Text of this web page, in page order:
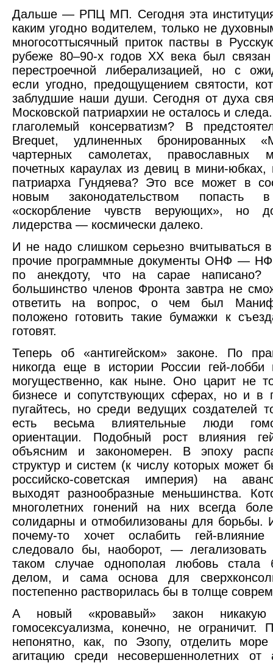
Дальше — РПЦ МП. Сегодня эта
каким угодно водителем, только не
многосоттысячный приток паствы в
рубеже 80–90-х годов XX века был
перестроечной либерализацией, но с
если угодно, предощущением святости,
заблудшие наши души. Сегодня от духа
Московской патриархии не осталось и
глаголемый консерватизм? В
Brequet, удлиненных бронированных
чартерных самолетах, православных
почетных караулах из девиц в мини-юбках,
патриарха Гундяева? Это все может в
новым законодательством попасть
«оскорбление чувств верующих», но
лидерства — космически далеко.
И не надо слишком серьезно вчитываться
прочие программные документы ОНФ —
по анекдоту, что на сарае написано?
большинство членов Фронта завтра не
ответить на вопрос, о чем был
положено готовить такие бумажки к
готовят.
Теперь об «антигейском» законе. По
никогда еще в истории России гей-
могущественно, как ныне. Оно царит не
бизнесе и сопутствующих сферах, но и в
пугайтесь, но среди ведущих создателей
есть весьма влиятельные люди
ориентации. Подобный рост влияния
объясним и закономерен. В эпоху
структур и систем (к числу которых может
российско-советская империя) на
выходят разнообразные меньшинства.
многолетних гонений на них всегда
солидарны и отмобилизованы для борьбы.
почему-то хочет ослабить гей-
следовало бы, наоборот, — легализовать
таком случае однополая любовь
делом, и сама основа для
постепенно растворилась бы в толще
А новый «кровавый» закон никакую
гомосексуализма, конечно, не ограничит.
непонятно, как, по Эзопу, отделить
агитацию среди несовершеннолетних от